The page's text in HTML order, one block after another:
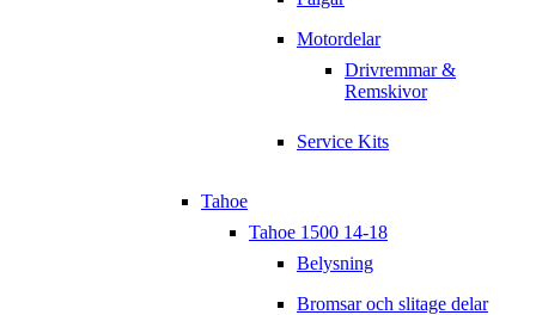
Motordelar
Drivremmar &
Remskivor
Service Kits
Tahoe
Tahoe 1500 14-18
Belysning
Bromsar och slitage delar